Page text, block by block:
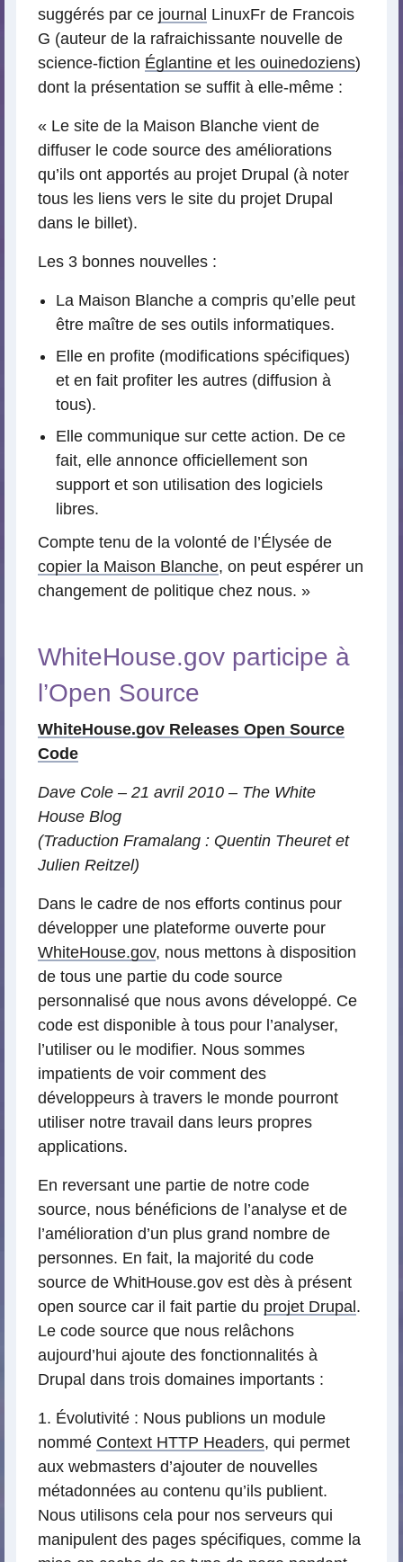
suggérés par ce journal LinuxFr de Francois
G (auteur de la rafraichissante nouvelle de
science-fiction Églantine et les ouinedoziens)
dont la présentation se suffit à elle-même :
« Le site de la Maison Blanche vient de
diffuser le code source des améliorations
qu’ils ont apportés au projet Drupal (à noter
tous les liens vers le site du projet Drupal
dans le billet).
Les 3 bonnes nouvelles :
La Maison Blanche a compris qu’elle peut
être maître de ses outils informatiques.
Elle en profite (modifications spécifiques)
et en fait profiter les autres (diffusion à
tous).
Elle communique sur cette action. De ce
fait, elle annonce officiellement son
support et son utilisation des logiciels
libres.
Compte tenu de la volonté de l’Élysée de
copier la Maison Blanche, on peut espérer un
changement de politique chez nous. »
WhiteHouse.gov participe à
l’Open Source
WhiteHouse.gov Releases Open Source
Code
Dave Cole – 21 avril 2010 – The White
House Blog
(Traduction Framalang : Quentin Theuret et
Julien Reitzel)
Dans le cadre de nos efforts continus pour
développer une plateforme ouverte pour
WhiteHouse.gov, nous mettons à disposition
de tous une partie du code source
personnalisé que nous avons développé. Ce
code est disponible à tous pour l’analyser,
l’utiliser ou le modifier. Nous sommes
impatients de voir comment des
développeurs à travers le monde pourront
utiliser notre travail dans leurs propres
applications.
En reversant une partie de notre code
source, nous bénéficions de l’analyse et de
l’amélioration d’un plus grand nombre de
personnes. En fait, la majorité du code
source de WhitHouse.gov est dès à présent
open source car il fait partie du projet Drupal .
Le code source que nous relâchons
aujourd’hui ajoute des fonctionnalités à
Drupal dans trois domaines importants :
1. Évolutivité : Nous publions un module
nommé Context HTTP Headers, qui permet
aux webmasters d’ajouter de nouvelles
métadonnées au contenu qu’ils publient.
Nous utilisons cela pour nos serveurs qui
manipulent des pages spécifiques, comme la